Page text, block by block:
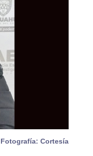
Fotografía: Cortesía